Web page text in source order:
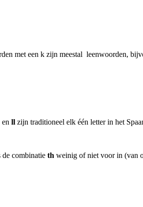
met een k zijn meestal leenwoorden,
en ll zijn traditioneel elk één letter in het
de combinatie th weinig of niet voor in (van